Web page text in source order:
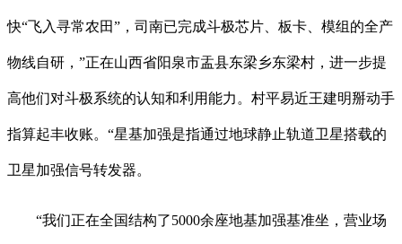
快“飞入寻常农田”，司南已完成斗极芯片、板卡、模组的全产
物线自研，”正在山西省阳泉市盂县东梁乡东梁村，进一步提
高他们对斗极系统的认知和利用能力。村平易近王建明掰动手
指算起丰收账。“星基加强是指通过地球静止轨道卫星搭载的
卫星加强信号转发器。
“我们正在全国结构了5000余座地基加强基准坐，营业场